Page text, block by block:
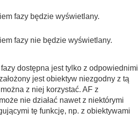
bieżącego obszaru ostrości (Rej.
obszaru AF
(zdjęcie/film)
ostr.
(zdjęcie/film)
(zdjęcie/film)
ostr.(zdjęcie/film)
obsz. AF
fazy będzie wyświetlany.
fazy nie będzie wyświetlany.
dostępna jest tylko z odpowiednimi
jest obiektyw niezgodny z tą
z niej korzystać. AF z
nie działać nawet z niektórymi
tę funkcję, np. z obiektywami